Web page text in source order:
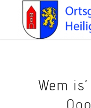
Wem